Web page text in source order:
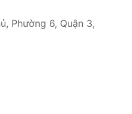
Phường 6, Quận 3,